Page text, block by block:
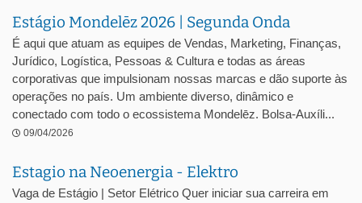
Estágio Mondelēz 2026 | Segunda Onda
É aqui que atuam as equipes de Vendas, Marketing, Finanças,
Jurídico, Logística, Pessoas & Cultura e todas as áreas
corporativas que impulsionam nossas marcas e dão suporte às
operações no país. Um ambiente diverso, dinâmico e
conectado com todo o ecossistema Mondelēz. Bolsa-Auxíli...
09/04/2026
Estagio na Neoenergia - Elektro
Vaga de Estágio | Setor Elétrico Quer iniciar sua carreira em